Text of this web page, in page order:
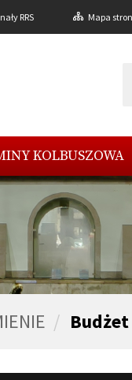
RRS Mapa
KOLBUSZOWA